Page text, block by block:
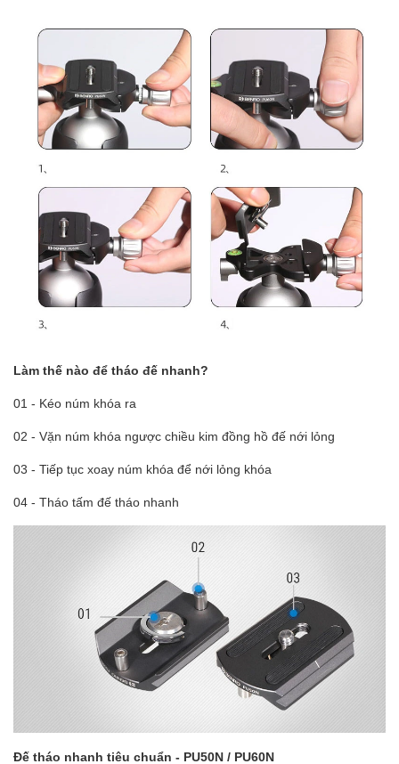
Làm thế nào để tháo đế nhanh?
01 - Kéo núm khóa ra
02 - Vặn núm khóa ngược chiều kim đồng hồ đế nới lỏng
03 - Tiếp tục xoay núm khóa để nới lỏng khóa
04 - Tháo tấm đế tháo nhanh
Đế tháo nhanh tiêu chuẩn - PU50N / PU60N